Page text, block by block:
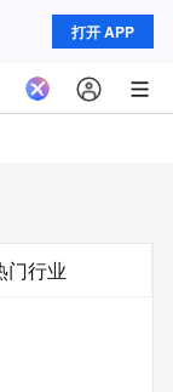
打开 APP
门行业